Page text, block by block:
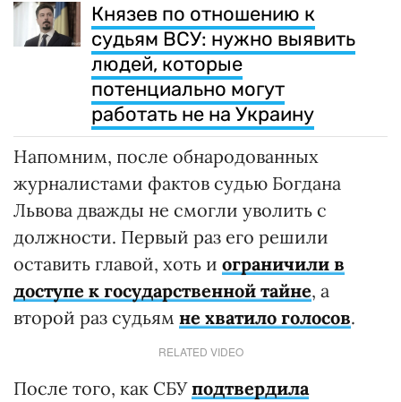
Князев по отношению к
судьям ВСУ: нужно выявить
людей, которые
потенциально могут
работать не на Украину
Напомним, после обнародованных
журналистами фактов судью Богдана
Львова дважды не смогли уволить с
должности. Первый раз его решили
оставить главой, хоть и ограничили в
доступе к государственной тайне, а
второй раз судьям не хватило голосов.
RELATED VIDEO
После того, как СБУподтвердила